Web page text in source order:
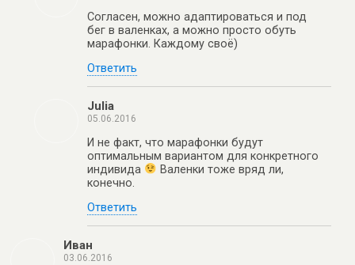
Согласен, можно адаптироваться и под
бег в валенках, а можно просто обуть
марафонки. Каждому своё)
Ответить
Julia
05.06.2016
И не факт, что марафонки будут
оптимальным вариантом для конкретного
индивида
Валенки тоже вряд ли,
конечно.
Ответить
Иван
03.06.2016